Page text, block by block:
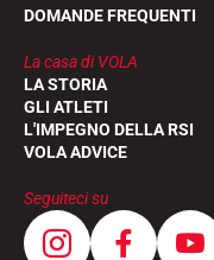
DOMANDE FREQUENTI
La casa di VOLA
LA STORIA
GLI ATLETI
L'IMPEGNO DELLA RSI
VOLA ADVICE
Seguiteci su